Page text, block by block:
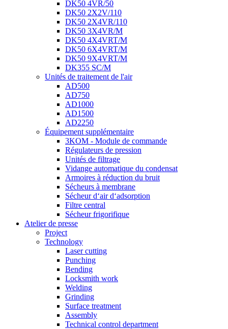
DK50 4VR/50
DK50 2X2V/110
DK50 2X4VR/110
DK50 3X4VR/M
DK50 4X4VRT/M
DK50 6X4VRT/M
DK50 9X4VRT/M
DK355 SC/M
Unités de traitement de l'air
AD500
AD750
AD1000
AD1500
AD2250
Équipement supplémentaire
3KOM - Module de commande
Régulateurs de pression
Unités de filtrage
Vidange automatique du condensat
Armoires à réduction du bruit
Sécheurs à membrane
Sécheur d‘air d‘adsorption
Filtre central
Sécheur frigorifique
Atelier de presse
Project
Technology
Laser cutting
Punching
Bending
Locksmith work
Welding
Grinding
Surface treatment
Assembly
Technical control department